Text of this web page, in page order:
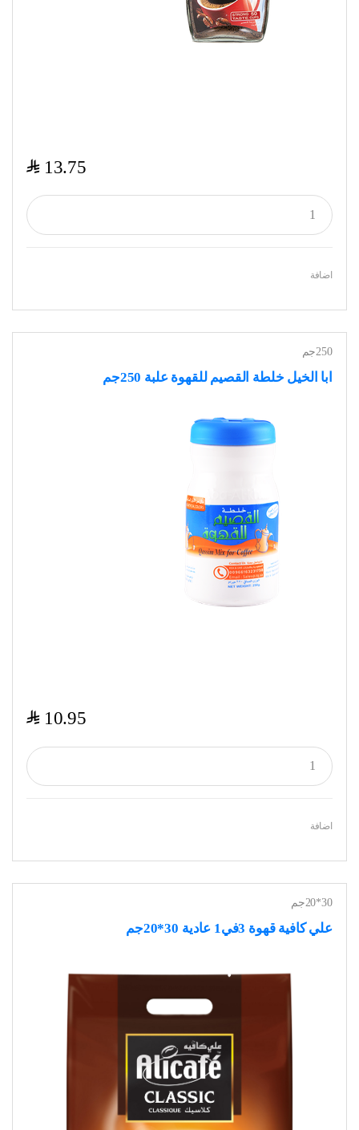
13.75
$
اضافة
250جم
ابا الخيل خلطة القصيم للقهوة علبة 250جم
10.95
$
اضافة
30*20جم
علي كافية قهوة 3في1 عادية 30*20جم